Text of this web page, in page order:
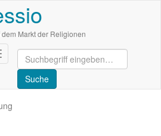
Markt der Religionen
deaktivieren